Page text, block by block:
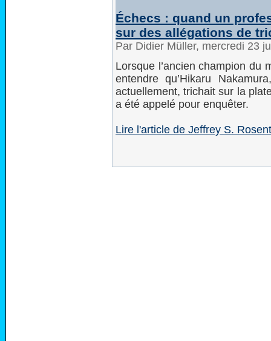
Échecs : quand un
sur des allégations de
Par Didier Müller, mercredi 23
Lorsque l’ancien champion du
entendre qu’Hikaru
actuellement, trichait sur la
a été appelé pour enquêter.
Lire l'article de Jeffrey S.